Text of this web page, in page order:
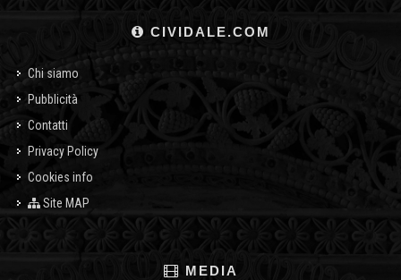
CIVIDALE.COM
Chi siamo
Pubblicità
Contatti
Privacy Policy
Cookies info
Site MAP
MEDIA